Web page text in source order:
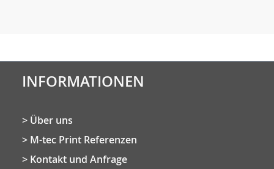
INFORMATIONEN
Über uns
M-tec Print Referenzen
Kontakt und Anfrage